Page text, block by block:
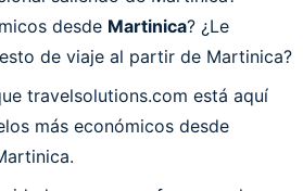
desde Martinica? ¿Le
de viaje al partir de Martinica?
travelsolutions.com está aquí
más económicos desde